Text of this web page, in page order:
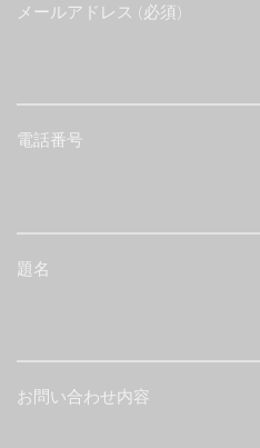
メールアドレス (必須)
電話番号
題名
お問い合わせ内容